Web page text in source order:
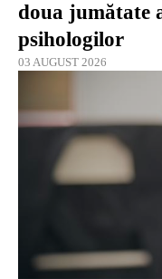
doua jumătate
psihologilor
03 AUGUST 2026